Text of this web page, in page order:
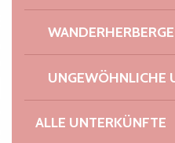
UNGEWÖHNLICHE
ALLE UNTERKÜNFTE
ansehen
€
/ Woche